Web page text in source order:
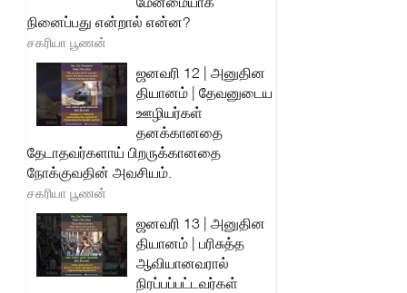
நினைப்பது என்றால் என்ன?
சகரியா பூணன்
ஜனவரி 12 | அனுதின
தியானம் | தேவனுடைய
ஊழியர்கள்
தனக்கானதை
தேடாதவர்களாய் பிறருக்கானதை
நோக்குவதின் அவசியம்.
சகரியா பூணன்
ஜனவரி 13 | அனுதின
தியானம் | பரிசுத்த
ஆவியானவரால்
நிரப்பப்பட்டவர்கள்